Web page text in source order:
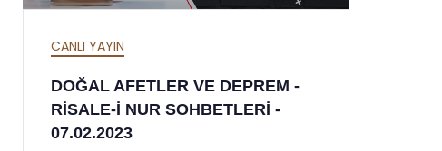
CANLI YAYIN
DOĞAL AFETLER VE DEPREM -
RİSALE-İ NUR SOHBETLERİ -
07.02.2023